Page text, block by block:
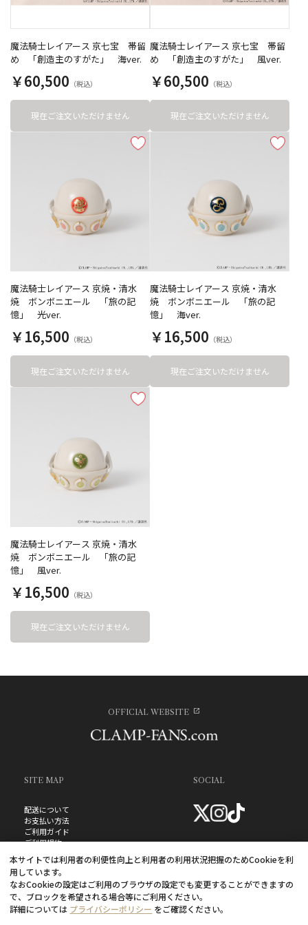
魔法騎士レイアース 京七宝 帯留
め 「創造主のすがた」 海ver.
￥60,500
現在ご注文いただけません
魔法騎士レイアース 京七宝 帯留
め 「創造主のすがた」 風ver.
￥60,500
現在ご注文いただけません
魔法騎士レイアース 京焼・清水
焼 ボンボニエール 「旅の記
憶」 光ver.
￥16,500
現在ご注文いただけません
魔法騎士レイアース 京焼・清水
焼 ボンボニエール 「旅の記
憶」 海ver.
￥16,500
現在ご注文いただけません
魔法騎士レイアース 京焼・清水
焼 ボンボニエール 「旅の記
憶」 風ver.
￥16,500
現在ご注文いただけません
OFFICIAL WEBSITE
SITE MAP
配送について
お支払い方法
ご利用ガイド
ご利用規約
お問い合わせ
プライバシーポリシー
よくあるご質問
特定商取引法に基づく表記
SOCIAL
本サイトでは利用者の利便性向上と利用者の利用状況把握のためCookieを利
用しています。
なおCookieの設定はご利用のブラウザの設定でも変更することができますの
で、ブロックを希望される場合等にご利用ください。
詳細については プライバシーポリシー をご確認ください。